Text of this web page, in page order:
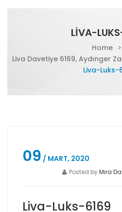
LIVA-
Home
>
Liva Davetiye 6169, Aydınger
Liva-Luks-
09 / MART, 2020
Posted byMira
Liva-Luks-6169